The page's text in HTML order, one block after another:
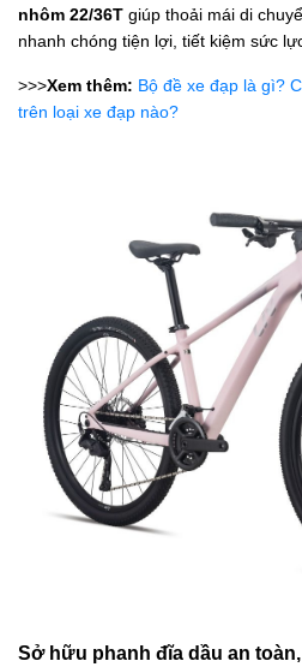
nhôm 22/36T giúp thoải mái di
nhanh chóng tiện lợi, tiết kiệm sức
>>>Xem thêm: Bộ đề xe đạp là gì?
trên loại xe đạp nào?
Sở hữu phanh đĩa dầu an